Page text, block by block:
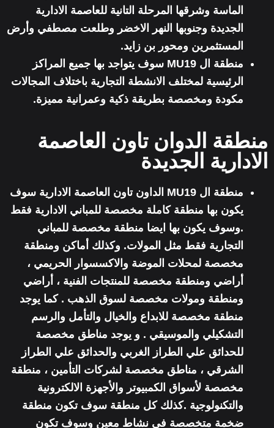
الماسة وشرقها المرحلة التانية للعاصمة الادارية
الجديدة وجنوبها النهر الاخضر وطلعت مصطفي وأرض
المستثمرين ومحور بن زايد.
منطقة ال MU19 سوف يتواجد بها جميع المراكز
الرئيسية لمختلف الانشطة التجارية باختلاف المجالات
مكودة ومخصصة بطريقة ذكية وعمرانية مميزة.
منطقة الدوان تاون العاصمة
الادارية الجديدة
منطقة ال MU19 الداون تاون العاصمة الادارية سوف
يكون بها منطقة كاملة مخصصة للمباني الادارية فقط
.وسوف يكون بها ايضا منطقة مخصصة للمباني
التجارية فقط مثل المولات. وكذلك أماكن ومنطقة
مخصصة لمحلات الموضة والاكسسوار الحريمي ،
أراضي ومنطقة مخصصة للمنتجات الفنية ، أراضي
ومنطقة ومولات مخصصة لسوق الذهب . كما يوجد
منطقة مخصصة للابداع والخيال والتأمل والرسم
التشكيلي والموسيقي . و يوجد مناطق مخصصة
للحدائق علي الطراز الغربي والحدائق علي الطراز
الشرقي ، مناطق مخصصة لشركات التأمين ، منطقة
مخصصة لأسواق الكمبيوتر والأجهزة الالكترونية
والتكنولوجية .كذلك كل منطقة سوف تكون منطقة
ضخمة متخصصة في نشاط معين وسوف تكون